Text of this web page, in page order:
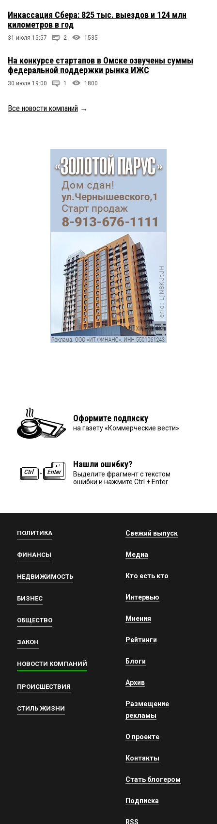
Инкассация Сбера: 825 тыс. выездов и 124 млн
километров в год
31 июля 15:57 2 1535
На конкурсе стартапов в Омске озвучены суммы
федеральной поддержки рынка ИЖС
30 июля 19:00 1 1800
Все новости компаний →
Оформите подписку
на газету «Коммерческие вести»
Нашли ошибку?
Выделите фрагмент с текстом
ошибки и нажмите Ctrl + Enter.
ПОЛИТИКА
ФИНАНСЫ
НЕДВИЖИМОСТЬ
БИЗНЕС
ОБЩЕСТВО
ЗАКОН
НОВОСТИ КОМПАНИЙ
ПРОИСШЕСТВИЯ
СТИЛЬ ЖИЗНИ
Свежий выпуск
Медиа
Кто есть кто
Интервью
Мнения
Рейтинги
Блоги
Архив
Размещение
рекламы
О проекте
Контакты
Стать блогером
Подписка
RSS